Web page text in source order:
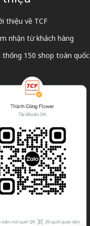
thiệu về TCF
nhận từ khách hàng
thống 150 shop toàn quốc